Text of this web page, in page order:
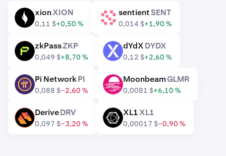
XION xionXION
0,11 $+0,50 %
SENT sentientSENT
0,014 $+1,90 %
ZKP zkPassZKP
0,049 $+8,70 %
DYDX dYdXDYDX
0,12 $+2,60 %
PI Pi NetworkPI
0,088 $−2,60 %
GLMR MoonbeamGLMR
0,0081 $+6,10 %
DRV DeriveDRV
0,097 $−3,20 %
XL1 XL1XL1
0,00017 $−0,90 %